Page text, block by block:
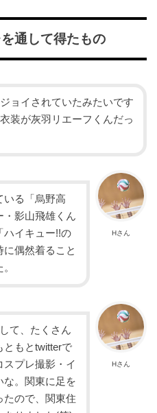
通して得たもの
ョイされていたみたいです
装が灰羽リエーフくんだっ
Hさん
いる「烏野高
・影山飛雄くん
ハイキュー!!の
偶然着ること
Hさん
て、たくさん
ともとtwitterで
プレ撮影・イ
。関東に足を
たので、関東住